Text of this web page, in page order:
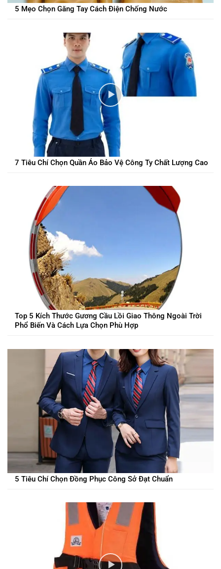
5 Mẹo Chọn Găng Tay Cách Điện Chống Nước
7 Tiêu Chí Chọn Quần Áo Bảo Vệ Công Ty Chất Lượng Cao
Top 5 Kích Thước Gương Cầu Lồi Giao Thông Ngoài Trời
Phổ Biến Và Cách Lựa Chọn Phù Hợp
5 Tiêu Chí Chọn Đồng Phục Công Sở Đạt Chuẩn